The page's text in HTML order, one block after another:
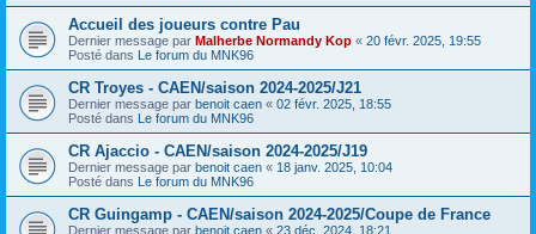
Accueil des joueurs contre Pau
Dernier message par Malherbe Normandy Kop « 20 févr. 2025, 19:55
Posté dans Le forum du MNK96
CR Troyes - CAEN/saison 2024-2025/J21
Dernier message par benoit caen « 02 févr. 2025, 18:55
Posté dans Le forum du MNK96
CR Ajaccio - CAEN/saison 2024-2025/J19
Dernier message par benoit caen « 18 janv. 2025, 10:04
Posté dans Le forum du MNK96
CR Guingamp - CAEN/saison 2024-2025/Coupe de France
Dernier message par benoit caen « 23 déc. 2024, 18:21